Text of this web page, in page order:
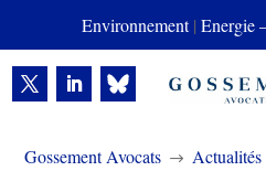
Environnement| Energie
Gossement Avocats $ Actualités